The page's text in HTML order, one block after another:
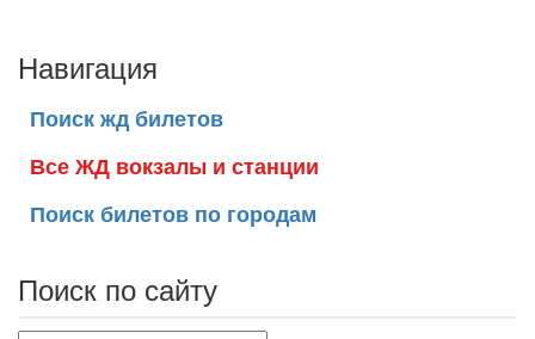
Навигация
Поиск жд билетов
Все ЖД вокзалы и станции
Поиск билетов по городам
Поиск по сайту